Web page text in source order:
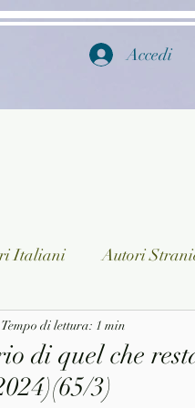
Accedi
Italiani Autori
Ragazzi
Musica Collane
di quel che
3)
Tempo di lettura: 1 min